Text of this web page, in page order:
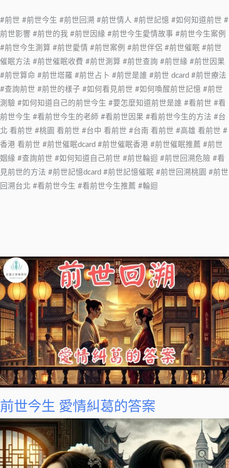
#前世 #前世今生 #前世回溯 #前世情人 #前世記憶 #如何知道前世 #
前世影響 #前世的我 #前世因緣 #前世今生愛情故事 #前世今生案例
#前世今生測算 #前世愛情 #前世案例 #前世伴侶 #前世催眠 #前世
催眠方法 #前世催眠收費 #前世測算 #前世查詢 #前世緣 #前世因果
#前世算命 #前世塔羅 #前世占卜 #前世是誰 #前世 dcard #前世療法
#查詢前世 #前世的樣子 #如何看見前世 #如何喚醒前世記憶 #前世
測驗 #如何知道自己的前世今生 #要怎麼知道前世是誰 #看前世 #看
前世今生 #看前世今生的老師 #看前世因果 #看前世今生的方法 #台
北 看前世 #桃園 看前世 #台中 看前世 #台南 看前世 #高雄 看前世 #
香港 看前世 #前世催眠dcard #前世催眠香港 #前世催眠推薦 #前世
姻緣 #查詢前世 #如何知道自己前世 #前世輪迴 #前世回溯危險 #看
見前世的方法 #前世記憶dcard #前世記憶催眠 #前世回溯桃園 #前世
回溯台北 #看前世今生 #看前世今生推薦 #輪迴
前世今生 愛情糾葛的答案